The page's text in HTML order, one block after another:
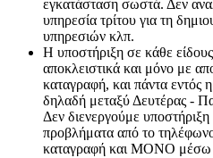
εγκατάσταση σωστά. Δεν
υπηρεσία τρίτου για τη
υπηρεσιών κλπ.
Η υποστήριξη σε κάθε
αποκλειστικά και μόνο με
καταγραφή, και πάντα εντός
δηλαδή μεταξύ Δευτέρας -
Δεν διενεργούμε
προβλήματα από το
καταγραφή και ΜΟΝΟ μέσω